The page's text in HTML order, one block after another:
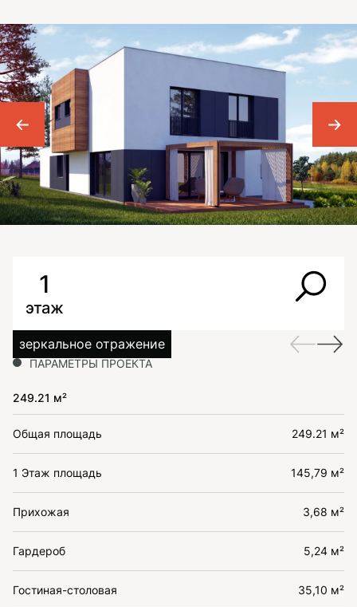
1
этаж
зеркальное отражение
ПАРАМЕТРЫ ПРОЕКТА
249.21 м²
Общая площадь 249.21 м²
1 Этаж площадь 145,79 м²
Прихожая 3,68 м²
Гардероб 5,24 м²
Гостиная-столовая 35,10 м²